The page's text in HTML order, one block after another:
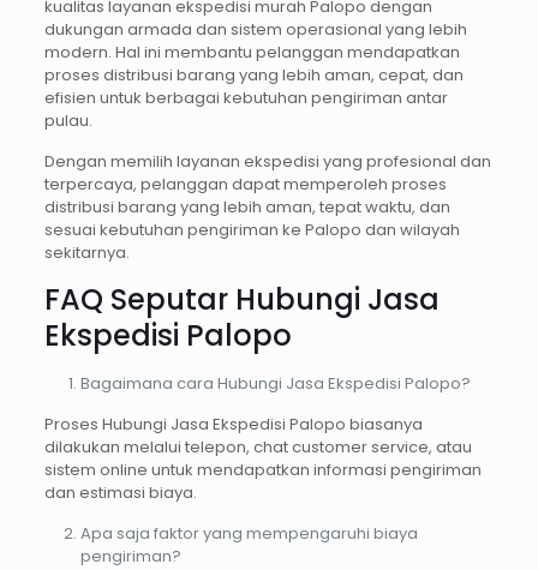
kualitas layanan ekspedisi murah Palopo dengan
dukungan armada dan sistem operasional yang lebih
modern. Hal ini membantu pelanggan mendapatkan
proses distribusi barang yang lebih aman, cepat, dan
efisien untuk berbagai kebutuhan pengiriman antar
pulau.
Dengan memilih layanan ekspedisi yang profesional dan
terpercaya, pelanggan dapat memperoleh proses
distribusi barang yang lebih aman, tepat waktu, dan
sesuai kebutuhan pengiriman ke Palopo dan wilayah
sekitarnya.
FAQ Seputar Hubungi Jasa
Ekspedisi Palopo
Bagaimana cara Hubungi Jasa Ekspedisi Palopo?
Proses Hubungi Jasa Ekspedisi Palopo biasanya
dilakukan melalui telepon, chat customer service, atau
sistem online untuk mendapatkan informasi pengiriman
dan estimasi biaya.
Apa saja faktor yang mempengaruhi biaya
pengiriman?